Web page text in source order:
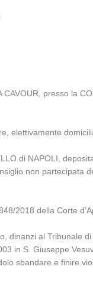
presso la
elettivamente
di NAPOLI,
non partecipata
2018 della Corte
dinanzi al Tribunale
in S. Giuseppe
sbandare e finire